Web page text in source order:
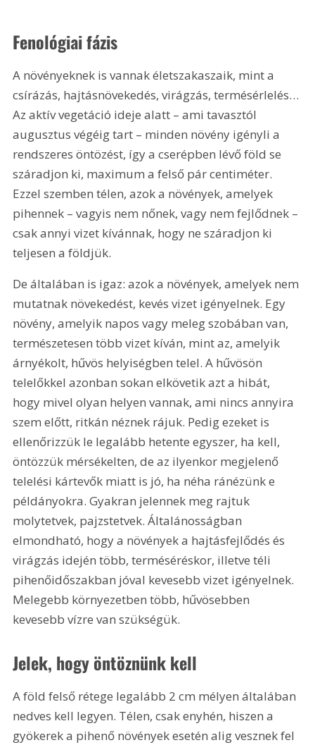
Fenológiai fázis
A növényeknek is vannak életszakaszaik, mint a
csírázás, hajtásnövekedés, virágzás, termésérlelés…
Az aktív vegetáció ideje alatt – ami tavasztól
augusztus végéig tart – minden növény igényli a
rendszeres öntözést, így a cserépben lévő föld se
száradjon ki, maximum a felső pár centiméter.
Ezzel szemben télen, azok a növények, amelyek
pihennek – vagyis nem nőnek, vagy nem fejlődnek –
csak annyi vizet kívánnak, hogy ne száradjon ki
teljesen a földjük.
De általában is igaz: azok a növények, amelyek nem
mutatnak növekedést, kevés vizet igényelnek. Egy
növény, amelyik napos vagy meleg szobában van,
természetesen több vizet kíván, mint az, amelyik
árnyékolt, hűvös helyiségben telel. A hűvösön
telelőkkel azonban sokan elkövetik azt a hibát,
hogy mivel olyan helyen vannak, ami nincs annyira
szem előtt, ritkán néznek rájuk. Pedig ezeket is
ellenőrizzük le legalább hetente egyszer, ha kell,
öntözzük mérsékelten, de az ilyenkor megjelenő
telelési kártevők miatt is jó, ha néha ránézünk e
példányokra. Gyakran jelennek meg rajtuk
molytetvek, pajzstetvek. Általánosságban
elmondható, hogy a növények a hajtásfejlődés és
virágzás idején több, terméséréskor, illetve téli
pihenőidőszakban jóval kevesebb vizet igényelnek.
Melegebb környezetben több, hűvösebben
kevesebb vízre van szükségük.
Jelek, hogy öntöznünk kell
A föld felső rétege legalább 2 cm mélyen általában
nedves kell legyen. Télen, csak enyhén, hiszen a
gyökerek a pihenő növények esetén alig vesznek fel